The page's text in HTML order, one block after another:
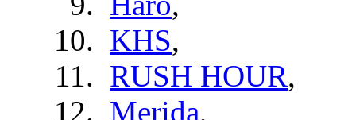
KHS,
RUSH HOUR,
Merida,